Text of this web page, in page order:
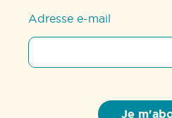
Adresse e-mail